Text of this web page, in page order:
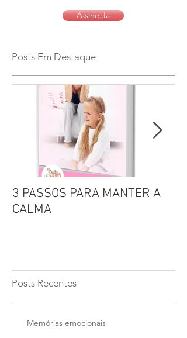
Assine Já
Posts Em Destaque
3 PASSOS PARA MANTER A
CALMA
Posts Recentes
Memórias emocionais